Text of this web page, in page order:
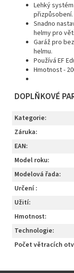
Lehký
přizpůsobení.
Snadno
helmy pro
Garáž pro
helmu.
Používá EF
Hmotnost -
DOPLŇKOVÉ
Kategorie:
Záruka:
EAN:
Model roku:
Modelová řada:
Určení :
Užití:
Hmotnost:
Technologie:
Počet větracích